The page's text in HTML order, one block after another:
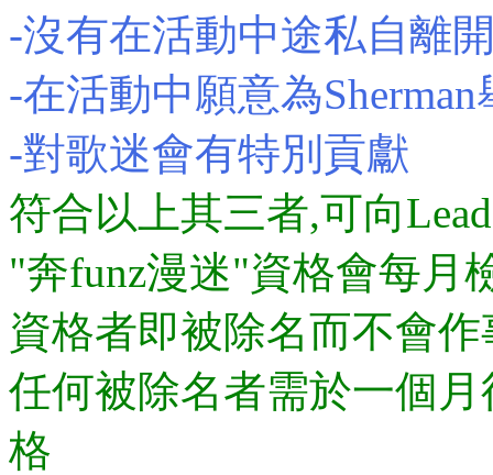
-沒有在活動中途私自離
-在活動中願意為
-對歌迷會有特別貢獻
符合以上其三者,可向
"奔funz漫迷"資格會每月
資格者即被除名而不會
任何被除名者需於一個
格